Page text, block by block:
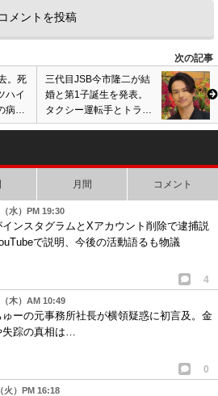
次の記事
。死
ハイ
気
ー
三代目JSB今市隆二が結
婚と第1子誕生を発表。
タクシー運転手とトラブ
ルの裏で彼女と入籍、週
月間 コメント
水）PM 19:30
インスタグラムとXアカウント削除で逮捕説
で説明、今後の活動語るも物議
4
木）AM 10:49
ゅーの元事務所社長が横領疑惑に初言及。金
踪の真相は…
0
火）PM 16:18